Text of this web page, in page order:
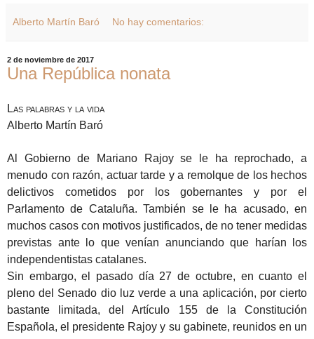
Alberto Martín Baró No hay comentarios:
2 de noviembre de 2017
Una República nonata
Las palabras y la vida
Alberto Martín Baró
Al Gobierno de Mariano Rajoy se le ha reprochado, a
menudo con razón, actuar tarde y a remolque de los hechos
delictivos cometidos por los gobernantes y por el
Parlamento de Cataluña. También se le ha acusado, en
muchos casos con motivos justificados, de no tener medidas
previstas ante lo que venían anunciando que harían los
independentistas catalanes.
Sin embargo, el pasado día 27 de octubre, en cuanto el
pleno del Senado dio luz verde a una aplicación, por cierto
bastante limitada, del Artículo 155 de la Constitución
Española, el presidente Rajoy y su gabinete, reunidos en un